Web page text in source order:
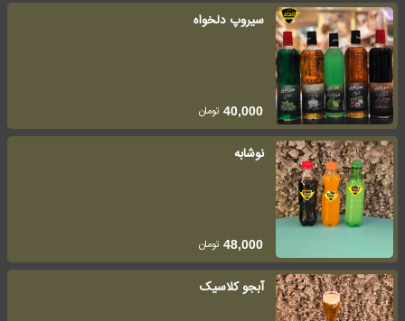
سیروپ دلخواه
40,000 تومان
نوشابه
48,000 تومان
آبجو کلاسیک